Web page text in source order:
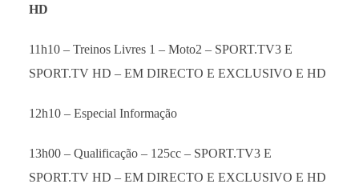
HD
11h10 – Treinos Livres 1 – Moto2 – SPORT.TV3 E
SPORT.TV HD – EM DIRECTO E EXCLUSIVO E HD
12h10 – Especial Informação
13h00 – Qualificação – 125cc – SPORT.TV3 E
SPORT.TV HD – EM DIRECTO E EXCLUSIVO E HD